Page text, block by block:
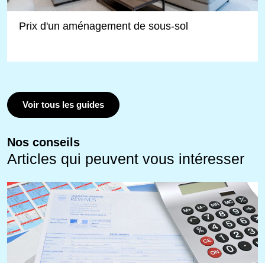
Prix d'un aménagement de sous-sol
Voir tous les guides
Nos conseils
Articles qui peuvent vous intéresser